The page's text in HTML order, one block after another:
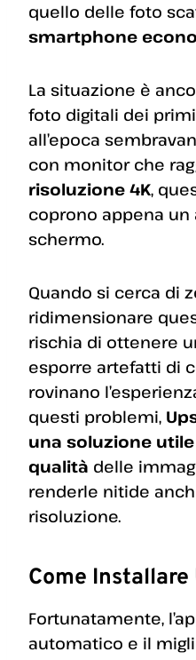
quello delle foto
smartphone
La situazione è
foto digitali dei
all’epoca
con monitor che
risoluzione 4K,
coprono appena un
schermo.
Quando si cerca di
ridimensionare
rischia di ottenere
esporre artefatti di
rovinano
questi problemi,
una soluzione
qualità delle
renderle nitide
risoluzione.
Come Installare
Fortunatamente,
automatico e il